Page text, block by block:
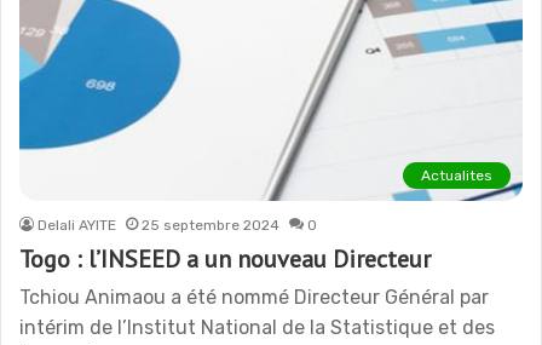
Actualites
Delali AYITE 25 septembre 2024 0
Togo : l’INSEED a un nouveau Directeur
Tchiou Animaou a été nommé Directeur Général par
intérim de l’Institut National de la Statistique et des